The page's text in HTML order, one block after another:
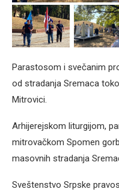
Parastosom i svečanim
od stradanja Sremaca
Mitrovici.
Arhijerejskom liturgijom,
mitrovačkom Spomen
masovnih stradanja
Sveštenstvo Srpske